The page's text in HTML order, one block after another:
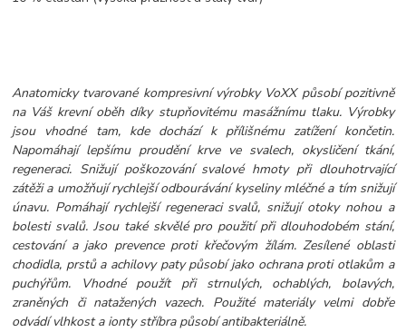
Anatomicky tvarované kompresivní výrobky VoXX působí pozitivně
na Váš krevní oběh díky stupňovitému masážnímu tlaku. Výrobky
jsou vhodné tam, kde dochází k přílišnému zatížení končetin.
Napomáhají lepšímu proudění krve ve svalech, okysličení tkání,
regeneraci. Snižují poškozování svalové hmoty při dlouhotrvající
zátěži a umožňují rychlejší odbourávání kyseliny mléčné a tím snižují
únavu. Pomáhají rychlejší regeneraci svalů, snižují otoky nohou a
bolesti svalů. Jsou také skvělé pro použití při dlouhodobém stání,
cestování a jako prevence proti křečovým žílám. Zesílené oblasti
chodidla, prstů a achilovy paty působí jako ochrana proti otlakům a
puchýřům. Vhodné použít při strnulých, ochablých, bolavých,
zraněných či natažených vazech. Použité materiály velmi dobře
odvádí vlhkost a ionty stříbra působí antibakteriálně.